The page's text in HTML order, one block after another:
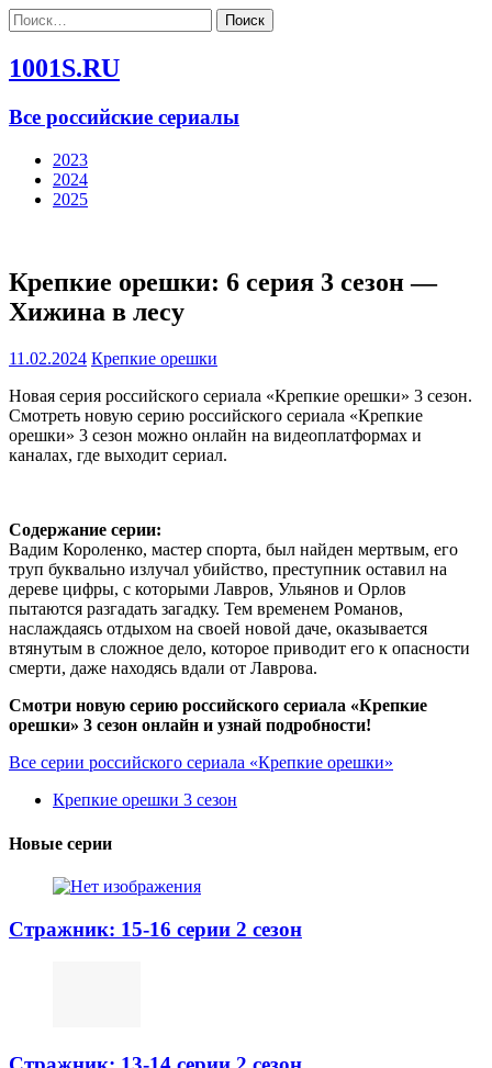
Найти:
1001S.RU
Все российские сериалы
2023
2024
2025
Крепкие орешки: 6 серия 3 сезон —
Хижина в лесу
11.02.2024 Крепкие орешки
Новая серия российского сериала «Крепкие орешки» 3 сезон.
Смотреть новую серию российского сериала «Крепкие
орешки» 3 сезон можно онлайн на видеоплатформах и
каналах, где выходит сериал.
Содержание серии:
Вадим Короленко, мастер спорта, был найден мертвым, его
труп буквально излучал убийство, преступник оставил на
дереве цифры, с которыми Лавров, Ульянов и Орлов
пытаются разгадать загадку. Тем временем Романов,
наслаждаясь отдыхом на своей новой даче, оказывается
втянутым в сложное дело, которое приводит его к опасности
смерти, даже находясь вдали от Лаврова.
Смотри новую серию российского сериала «Крепкие
орешки» 3 сезон онлайн и узнай подробности!
Все серии российского сериала «Крепкие орешки»
Крепкие орешки 3 сезон
Новые серии
Стражник: 15-16 серии 2 сезон